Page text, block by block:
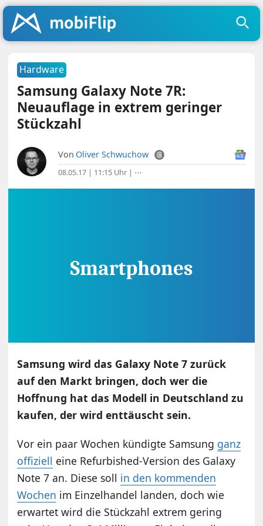
Hardware
Samsung Galaxy Note 7R:
Neuauflage in extrem geringer
Stückzahl
Von Oliver Schwuchow
08.05.17 | 11:15 Uhr | ⋯
Samsung wird das Galaxy Note 7 zurück
auf den Markt bringen, doch wer die
Hoffnung hat das Modell in Deutschland zu
kaufen, der wird enttäuscht sein.
Vor ein paar Wochen kündigte Samsung ganz
offiziell eine Refurbished-Version des Galaxy
Note 7 an. Diese soll in den kommenden
Wochen im Einzelhandel landen, doch wie
erwartet wird die Stückzahl extrem gering